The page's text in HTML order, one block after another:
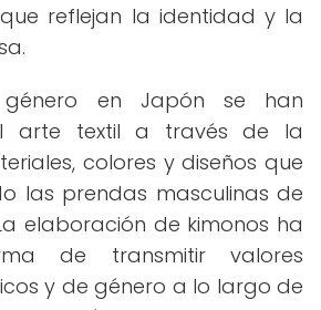
reflejan la identidad y la
en Japón se han
arte textil a través de la
colores y diseños que
las prendas masculinas de
elaboración de kimonos ha
de transmitir valores
y de género a lo largo de